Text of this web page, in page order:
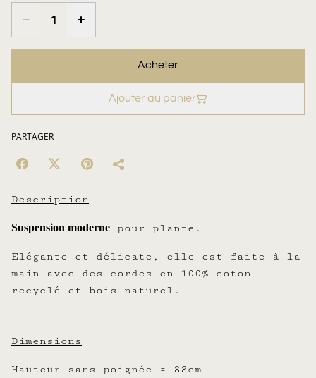
Acheter
Ajouter au panier
PARTAGER
Description
Suspension moderne pour plante.
Elégante et délicate, elle est faite à la
main avec des cordes en 100% coton
recyclé et bois naturel.
Dimensions
Hauteur sans poignée = 88cm